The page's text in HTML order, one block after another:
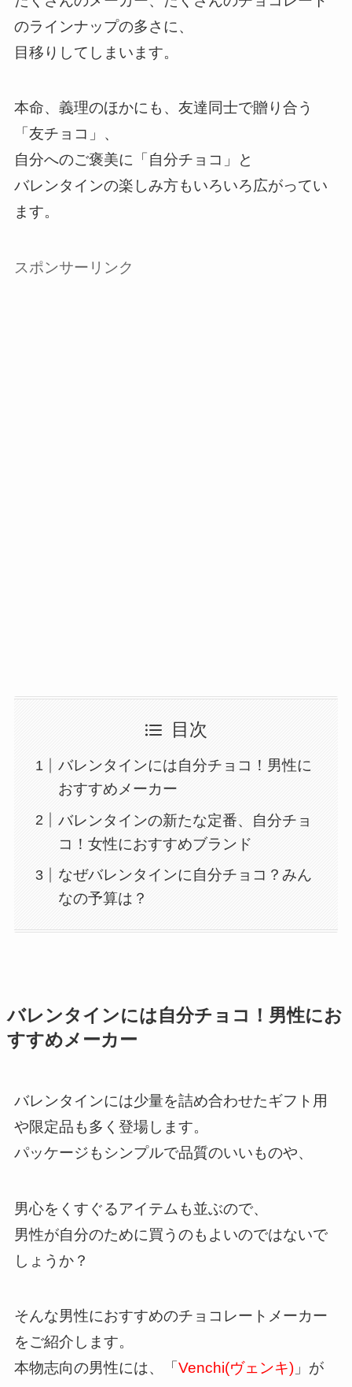
のラインナップの多さに、
目移りしてしまいます。
本命、義理のほかにも、友達同士で贈り合う
「友チョコ」、
自分へのご褒美に「自分チョコ」と
バレンタインの楽しみ方もいろいろ広がってい
ます。
スポンサーリンク
目次
バレンタインには自分チョコ！男性に
おすすめメーカー
バレンタインの新たな定番、自分チョ
コ！女性におすすめブランド
なぜバレンタインに自分チョコ？みん
なの予算は？
バレンタインには自分チョコ！男性にお
すすめメーカー
バレンタインには少量を詰め合わせたギフト用
や限定品も多く登場します。
パッケージもシンプルで品質のいいものや、
男心をくすぐるアイテムも並ぶので、
男性が自分のために買うのもよいのではないで
しょうか？
そんな男性におすすめのチョコレートメーカー
をご紹介します。
本物志向の男性には、「 Venchi(ヴェンキ)」が